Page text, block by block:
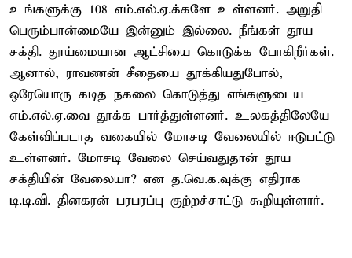
உங்களுக்கு 108 எம்.எல்.ஏ.க்களே உள்ளனர். அறுதி
பெரும்பான்மையே இன்னும் இல்லை. நீங்கள் தூய
சக்தி. தூய்மையான ஆட்சியை கொடுக்க போகிறீர்கள்.
ஆனால், ராவணன் சீதையை தூக்கியதுபோல்,
ஒரேயொரு கடித நகலை கொடுத்து எங்களுடைய
எம்.எல்.ஏ.வை தூக்க பார்த்துள்ளனர். உலகத்திலேயே
கேள்விப்படாத வகையில் மோசடி வேலையில் ஈடுபட்டு
உள்ளனர். மோசடி வேலை செய்வதுதான் தூய
சக்தியின் வேலையா? என த.வெ.க.வுக்கு எதிராக
டி.டி.வி. தினகரன் பரபரப்பு குற்றச்சாட்டு கூறியுள்ளார்.